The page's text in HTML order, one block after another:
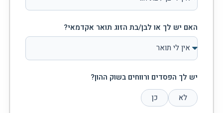
האם יש לך או לבן/בת הזוג תואר אקדמאי?
יש לך הפסדים ורווחים בשוק ההון?
לא
כן